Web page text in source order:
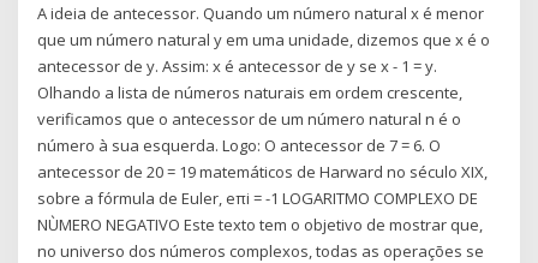
A ideia de antecessor. Quando um número natural x é menor
que um número natural y em uma unidade, dizemos que x é o
antecessor de y. Assim: x é antecessor de y se x - 1 = y.
Olhando a lista de números naturais em ordem crescente,
verificamos que o antecessor de um número natural n é o
número à sua esquerda. Logo: O antecessor de 7 = 6. O
antecessor de 20 = 19 matemáticos de Harward no século XIX,
sobre a fórmula de Euler, eπi = -1 LOGARITMO COMPLEXO DE
NÙMERO NEGATIVO Este texto tem o objetivo de mostrar que,
no universo dos números complexos, todas as operações se